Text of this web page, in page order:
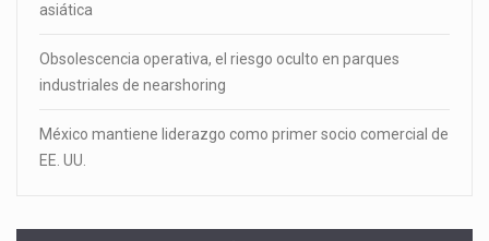
asiática
Obsolescencia operativa, el riesgo oculto en parques
industriales de nearshoring
México mantiene liderazgo como primer socio comercial de
EE. UU.